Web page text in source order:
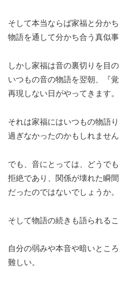
そして本当ならば家福と分か
物語を通して分かち合う真似
しかし家福は音の裏切りを目
いつもの音の物語を翌朝、『
再現しない日がやってきます。
それは家福にはいつもの物語
過ぎなかったのかもしれません
でも、音にとっては、どうで
拒絶であり、関係が壊れた瞬間
だったのではないでしょうか。
そして物語の続きも語られる
自分の弱みや本音や暗いとこ
難しい。